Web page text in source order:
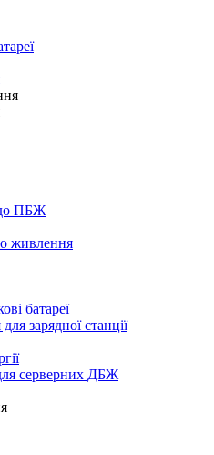
до ПБЖ
живлення
батареї
зарядної станції
серверних ДБЖ